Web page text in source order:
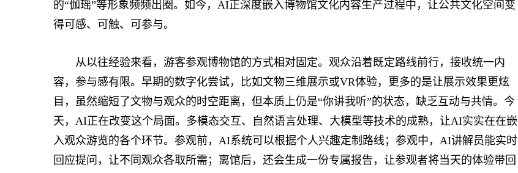
的“伽瑶”等形象频频出圈。如今，AI正深度嵌入博物馆文化内容生产过程中，让公共文化空间变
得可感、可触、可参与。
从以往经验来看，游客参观博物馆的方式相对固定。观众沿着既定路线前行，接收统一内
容，参与感有限。早期的数字化尝试，比如文物三维展示或VR体验，更多的是让展示效果更炫
目，虽然缩短了文物与观众的时空距离，但本质上仍是“你讲我听”的状态，缺乏互动与共情。今
天，AI正在改变这个局面。多模态交互、自然语言处理、大模型等技术的成熟，让AI实实在在嵌
入观众游览的各个环节。参观前，AI系统可以根据个人兴趣定制路线；参观中，AI讲解员能实时
回应提问，让不同观众各取所需；离馆后，还会生成一份专属报告，让参观者将当天的体验带回